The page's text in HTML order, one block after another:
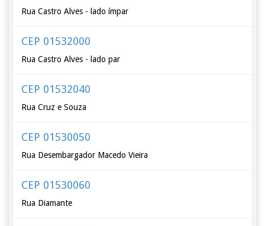
Rua Castro Alves - lado ímpar
CEP 01532000
Rua Castro Alves - lado par
CEP 01532040
Rua Cruz e Souza
CEP 01530050
Rua Desembargador Macedo Vieira
CEP 01530060
Rua Diamante